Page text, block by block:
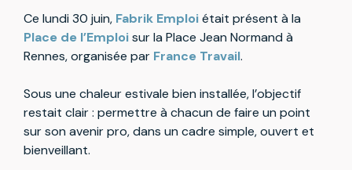
Ce lundi 30 juin, Fabrik Emploiétait présent à la
Place de l’Emploisur la Place Jean Normand à
Rennes, organisée par France Travail.
Sous une chaleur estivale bien installée, l’objectif
restait clair : permettre à chacun de faire un point
sur son avenir pro, dans un cadre simple, ouvert et
bienveillant.